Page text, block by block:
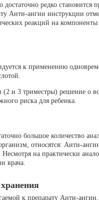
достаточно редко
Анти-ангин инструкции
реакций на
к применению
(2 и 3 триместры) решение о
риска для ребенка.
большое количество
относятся: Анти-
на практически
врача.
к препарату Анти-